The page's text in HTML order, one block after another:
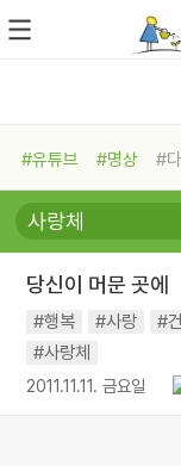
#유튜브 #명상 #
#비전캠프
#독서캠
#희망
#나눔 #친구
#독서
#건강 #면역
당신이 머문 곳에
#행복 #사랑 #
#사랑체
2011.11.11. 금요일